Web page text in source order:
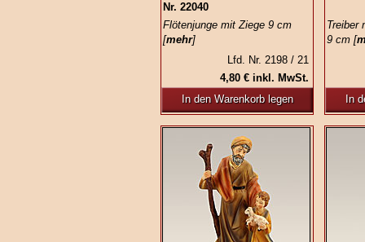
Nr. 22040
Flötenjunge mit Ziege 9 cm
[mehr]
Lfd. Nr. 2198 / 21
4,80 € inkl. MwSt.
In den Warenkorb legen
Treiber
9 cm [
In